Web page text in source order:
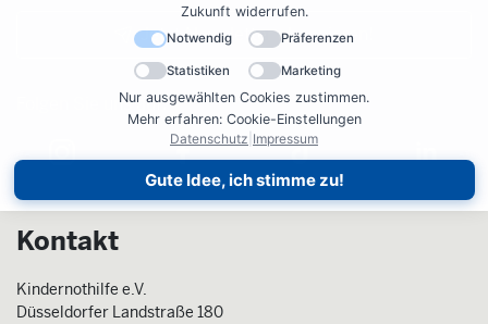
Zukunft widerrufen.
Notwendig Präferenzen
Statistiken Marketing
Nur ausgewählten Cookies zustimmen.
Mehr erfahren: Cookie-Einstellungen
Datenschutz Impressum
Gute Idee, ich stimme zu!
Jetzt Newsletter abonnieren!
Folgen Sie uns auf:
Folgen Sie uns auf:
Kontakt
Kindernothilfe e.V.
Düsseldorfer Landstraße 180